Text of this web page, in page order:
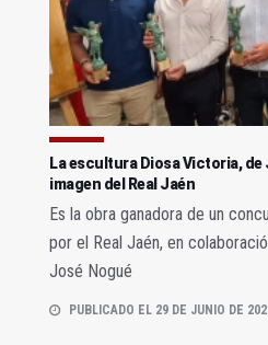
La escultura Diosa Victoria, de
imagen del Real Jaén
Es la obra ganadora de un
por el Real Jaén, en
José Nogué
PUBLICADO EL 29 DE JUNIO DE